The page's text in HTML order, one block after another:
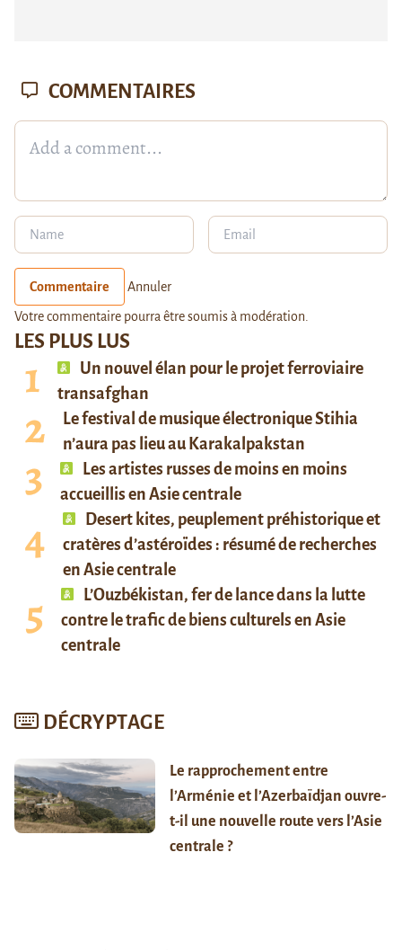
LES PLUS LUS
Un nouvel élan pour le projet ferroviaire
transafghan
Le festival de musique électronique Stihia
n’aura pas lieu au Karakalpakstan
Les artistes russes de moins en moins
accueillis en Asie centrale
Desert kites, peuplement préhistorique et
cratères d’astéroïdes : résumé de recherches
en Asie centrale
L’Ouzbékistan, fer de lance dans la lutte
contre le trafic de biens culturels en Asie
centrale
DÉCRYPTAGE
Le rapprochement entre
l’Arménie et l’Azerbaïdjan ouvre-
t-il une nouvelle route vers l’Asie
centrale ?
COMMENTAIRES
Commentaire Annuler
Votre commentaire pourra être soumis à modération.